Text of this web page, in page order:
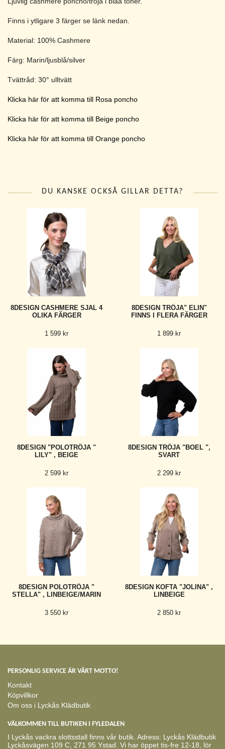
Finns i ytligare 3 färger se länk nedan.
Material: 100% Cashmere
Färg: Marin/ljusblå/silver
Tvättråd: 30° ulltvätt
Klicka här för att komma till Rosa poncho
Klicka här för att komma till Beige poncho
Klicka här för att komma till Orange poncho
DU KANSKE OCKSÅ GILLAR DETTA?
8DESIGN CASHMERE SJAL 4
OLIKA FÄRGER
1 599 kr
8DESIGN TRÖJA" ELIN"
FINNS I FLERA FÄRGER
1 899 kr
8DESIGN "POLOTRÖJA "
LILY" , BEIGE
2 599 kr
8DESIGN TRÖJA "BOEL ",
SVART
2 299 kr
8DESIGN POLOTRÖJA "
STELLA" , LINBEIGE/MARIN
3 550 kr
8DESIGN KOFTA "JOLINA" ,
LINBEIGE
2 850 kr
PERSONLIG SERVICE ÄR VÅRT MOTTO!
Kontakt
Köpvillkor
Om oss i Lyckås Klädbutik
VÄLKOMMEN TILL BUTIKEN I FYLEDALEN
I Lyckås vackra slottsstall finns vår butik. Adress: Lyckås Klädbutik
Lyckåsvägen 109 C, 271 95 Ystad. Vi har öppet tis-fre 12-18, lör